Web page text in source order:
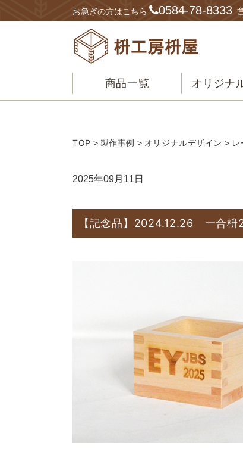
お急ぎの方はこちら 0584-78-8333
商品一覧 オリジナ
TOP > 製作事例 > オリジナルデザイン > レ
2025年09月11日
【記念品】2024.12.26 一合